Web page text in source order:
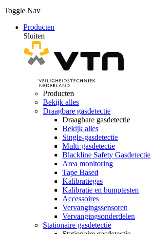
Toggle Nav
Producten
Sluiten
Producten
Bekijk alles
Draagbare gasdetectie
Draagbare gasdetectie
Bekijk alles
Single-gasdetectie
Multi-gasdetectie
Blackline Safety Gasdetectie
Area monitoring
Tape Based
Kalibratiegas
Kalibratie en bumptesten
Accessoires
Vervangingssensoren
Vervangingsonderdelen
Stationaire gasdetectie